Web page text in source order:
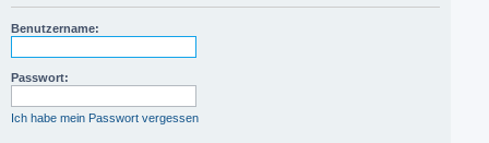
Benutzername:
Passwort:
Ich habe mein Passwort vergessen